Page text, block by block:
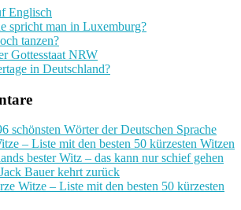
Englisch
spricht man in Luxemburg?
tanzen?
Gottesstaat NRW
in Deutschland?
schönsten Wörter der Deutschen Sprache
– Liste mit den besten 50 kürzesten Witzen
bester Witz – das kann nur schief gehen
Bauer kehrt zurück
Witze – Liste mit den besten 50 kürzesten